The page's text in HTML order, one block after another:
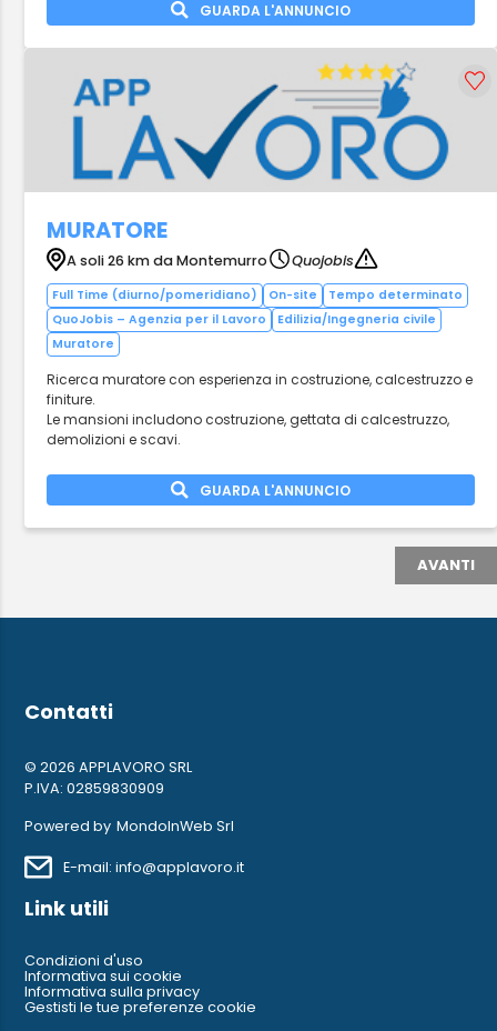
GUARDA L'ANNUNCIO
MURATORE
A soli 26 km da Montemurro Quojobis
Full Time (diurno/pomeridiano) On-site
Tempo determinato
QuoJobis – Agenzia per il Lavoro
Edilizia/Ingegneria civile
Muratore
Ricerca muratore con esperienza in costruzione, calcestruzzo e
finiture.
Le mansioni includono costruzione, gettata di calcestruzzo,
demolizioni e scavi.
GUARDA L'ANNUNCIO
AVANTI
Contatti
© 2026 APPLAVORO SRL
P.IVA: 02859830909
Powered by MondoInWeb Srl
E-mail: info@applavoro.it
Link utili
Condizioni d'uso
Informativa sui cookie
Informativa sulla privacy
Gestisti le tue preferenze cookie